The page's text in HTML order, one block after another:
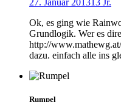
27. Januar 201313 Jr.
Ok, es ging wie
Grundlogik. Wer es
http://
dazu. einfach alle ins
Rumpel